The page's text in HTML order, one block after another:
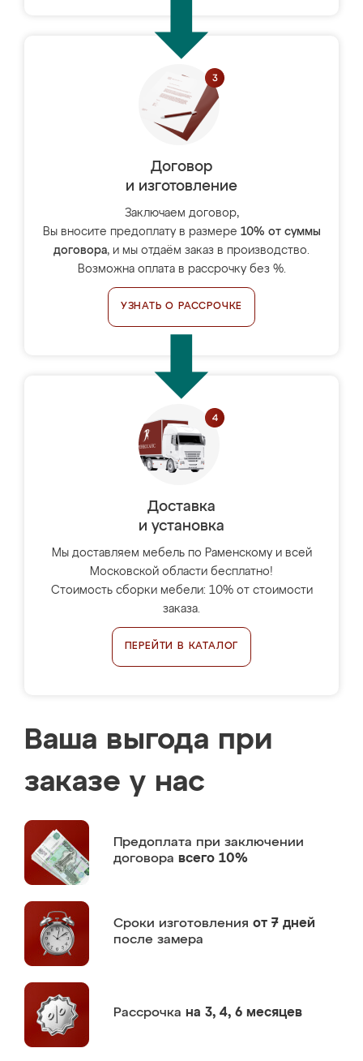
Договор
и изготовление
Заключаем договор,
Вы вносите предоплату в размере 10% от суммы
договора, и мы отдаём заказ в производство.
Возможна оплата в рассрочку без %.
УЗНАТЬ О РАССРОЧКЕ
Доставка
и установка
Мы доставляем мебель по Раменскому и всей
Московской области бесплатно!
Стоимость сборки мебели: 10% от стоимости
заказа.
ПЕРЕЙТИ В КАТАЛОГ
Ваша выгода при
заказе у нас
Предоплата при заключении
договора всего 10%
Сроки изготовления от 7 дней
после замера
Рассрочка на 3, 4, 6 месяцев